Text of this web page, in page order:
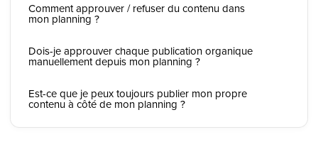
Comment approuver / refuser du contenu dans
mon planning ?
Dois-je approuver chaque publication organique
manuellement depuis mon planning ?
Est-ce que je peux toujours publier mon propre
contenu à côté de mon planning ?